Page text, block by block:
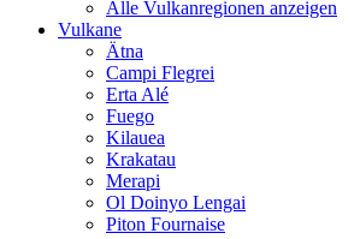
Alle Vulkanregionen anzeigen
Vulkane
Ätna
Campi Flegrei
Erta Alé
Fuego
Kilauea
Krakatau
Merapi
Ol Doinyo Lengai
Piton Fournaise